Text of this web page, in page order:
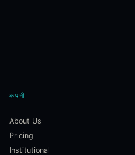
कंपनी
About Us
Pricing
Institutional